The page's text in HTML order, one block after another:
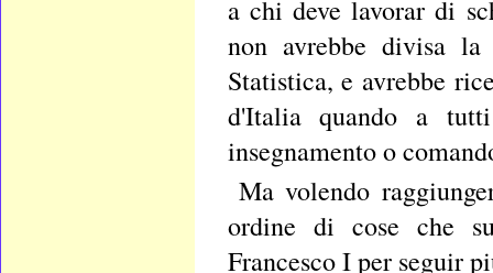
a chi deve lavorar di
non avrebbe divisa
Statistica, e avrebbe
d'Italia quando a
insegnamento o
Ma volendo
ordine di cose che
Francesco I per seguir